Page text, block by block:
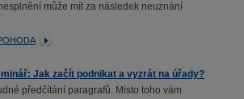
může mít za následek neuznání
Jak začít podnikat a vyzrát na úřady?
předčítání paragrafů. Místo toho vám